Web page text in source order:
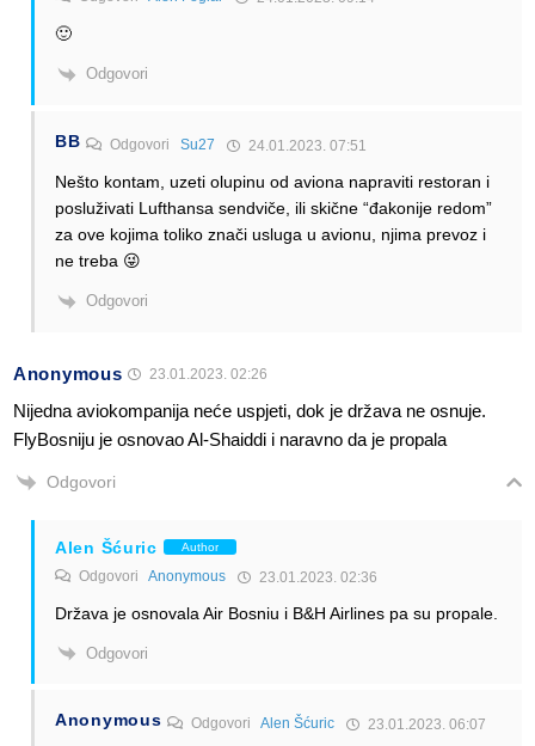
🙂
Odgovori
BB OdgovoriSu27 24.01.2023. 07:51
Nešto kontam, uzeti olupinu od aviona napraviti restoran i
posluživati Lufthansa sendviče, ili skične “đakonije redom”
za ove kojima toliko znači usluga u avionu, njima prevoz i
ne treba 😜
Odgovori
Anonymous 23.01.2023. 02:26
Nijedna aviokompanija neće uspjeti, dok je država ne osnuje.
FlyBosniju je osnovao Al-Shaiddi i naravno da je propala
Odgovori
Alen Šćuric Author
Odgovori Anonymous 23.01.2023. 02:36
Država je osnovala Air Bosniu i B&H Airlines pa su propale.
Odgovori
Anonymous OdgovoriAlen Šćuric 23.01.2023. 06:07